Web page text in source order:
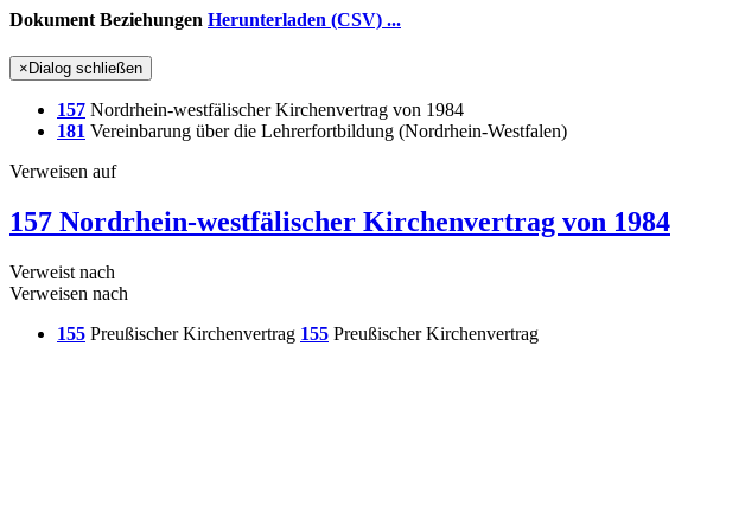
Dokument Beziehungen Herunterladen (CSV) ...
× Dialog schließen
157 Nordrhein-westfälischer Kirchenvertrag von 1984
181 Vereinbarung über die Lehrerfortbildung (Nordrhein-Westfalen)
Verweisen auf
157 Nordrhein-westfälischer Kirchenvertrag von 1984
Verweist nach
Verweisen nach
155 Preußischer Kirchenvertrag 155 Preußischer Kirchenvertrag